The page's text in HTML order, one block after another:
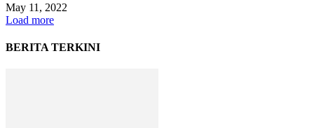
May 11, 2022
Load more
BERITA TERKINI